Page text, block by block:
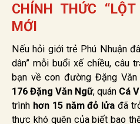
CHÍNH THỨC
MỚI
Nếu hỏi giới trẻ Phú Nhuận
dân” mỗi buổi xế chiều, câu
bạn về con đường Đặng
176 Đặng Văn Ngữ, quán Cá
trình hơn 15 năm đỏ lửa đã
thực khó quên của biết bao